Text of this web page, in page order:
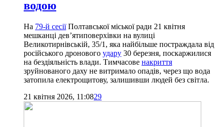
водою
На 79-й сесіїПолтавської міської ради 21 квітня
мешканці дев’ятиповерхівки на вулиці
Великотирнівській, 35/1, яка найбільше постраждала від
російського дронового удару 30 березня, поскаржилися
на бездіяльність влади. Тимчасове накриття
зруйнованого даху не витримало опадів, через що вода
затопила електрощитову, залишивши людей без світла.
21 квітня 2026, 11:0829